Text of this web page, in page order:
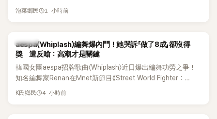
單位對此樂此不疲。
泡菜鄉民 1 小時前
K-POP
aespa〈Whiplash〉編舞爆內鬥！她哭訴「做了8成」卻沒得
獎 遭反嗆：高潮才是關鍵
韓國女團aespa招牌歌曲〈Whiplash〉近日爆出編舞功勞之爭！
知名編舞家Renan在Mnet新節目《Street World Fighter：
Directors' War》預告中，公開談及自己在〈Whiplash〉編舞上的
K氏鄉民 4 小時前